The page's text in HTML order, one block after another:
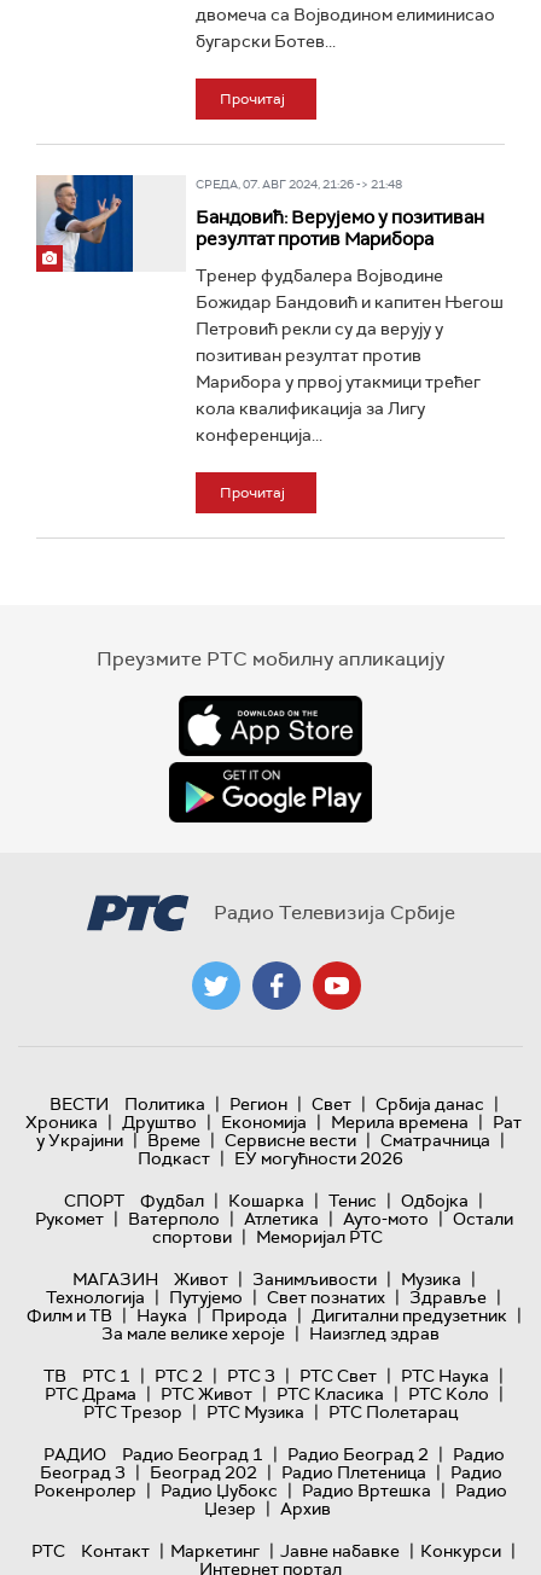
двомеча са Војводином елиминисао
бугарски Ботев...
Прочитај
СРЕДА, 07. АВГ 2024, 21:26 -> 21:48
Бандовић: Верујемо у позитиван
резултат против Марибора
Тренер фудбалера Војводине
Божидар Бандовић и капитен Његош
Петровић рекли су да верују у
позитиван резултат против
Марибора у првој утакмици трећег
кола квалификација за Лигу
конференција...
Прочитај
Преузмите РТС мобилну апликацију
Радио Телевизија Србије
ВЕСТИ Политика | Регион | Свет | Србија данас |
Хроника | Друштво | Економија | Мерила времена | Рат
у Украјини | Време | Сервисне вести | Сматрачница |
Подкаст | ЕУ могућности 2026
СПОРТ
Фудбал | Кошарка | Тенис | Одбојка |
Рукомет | Ватерполо | Атлетика | Ауто-мото | Остали
спортови | Меморијал РТС
МАГАЗИН
Живот | Занимљивости | Музика |
Технологијa | Путујемо | Свет познатих | Здравље |
Филм и ТВ | Наука | Природа | Дигитални предузетник |
За мале велике хероје | Наизглед здрав
ТВ
РТС 1 | РТС 2 | РТС 3 | РТС Свет | РТС Наука |
РТС Драма | РТС Живот | РТС Класика | РТС Коло |
РТС Трезор | РТС Музика | РТС Полетарац
РАДИО
Радио Београд 1 | Радио Београд 2 | Радио
Београд 3 | Београд 202 | Радио Плетеница | Радио
Рокенролер | Радио Џубокс | Радио Вртешка | Радио
Џезер | Архив
РТС
Контакт | Маркетинг | Јавне набавке | Конкурси |
Интернет портал